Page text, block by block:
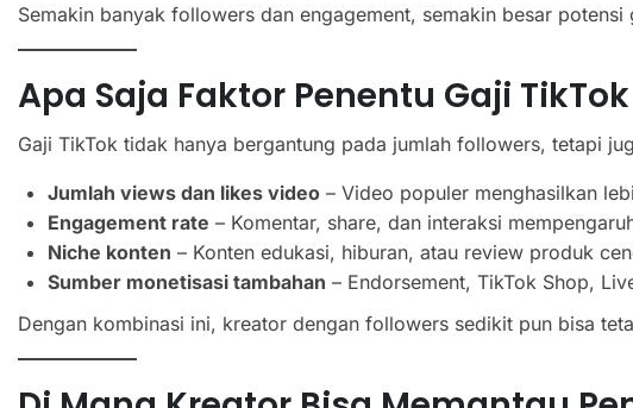
Semakin banyak followers dan engagement, semakin besar
Apa Saja Faktor Penentu Gaji
Gaji TikTok tidak hanya bergantung pada jumlah followers, tetapi
Jumlah views dan likes video – Video populer menghasilkan
Engagement rate – Komentar, share, dan interaksi
Niche konten – Konten edukasi, hiburan, atau review produk
Sumber monetisasi tambahan – Endorsement, TikTok Shop,
Dengan kombinasi ini, kreator dengan followers sedikit pun bisa